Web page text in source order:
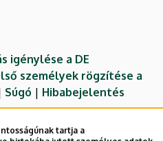
igénylése a DE
személyek rögzítése a
Súgó | Hibabejelentés
tartja a